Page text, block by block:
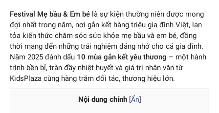
Festival Mẹ bầu & Em bé là sự kiện thường niên được mong
đợi nhất trong năm, nơi gắn kết hàng triệu gia đình Việt, lan
tỏa kiến thức chăm sóc sức khỏe mẹ bầu và em bé, đồng
thời mang đến những trải nghiệm đáng nhớ cho cả gia đình.
Năm 2025 đánh dấu 10 mùa gắn kết yêu thương – một hành
trình bền bỉ, tràn đầy nhiệt huyết và giá trị nhân văn từ
KidsPlaza cùng hàng trăm đối tác, thương hiệu lớn.
Nội dung chính [Ẩn]